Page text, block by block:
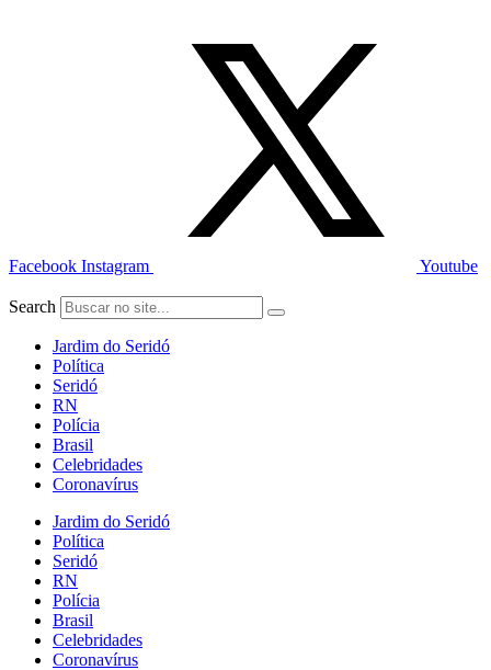
Facebook Instagram Youtube
Search
Jardim do Seridó
Política
Seridó
RN
Polícia
Brasil
Celebridades
Coronavírus
Jardim do Seridó
Política
Seridó
RN
Polícia
Brasil
Celebridades
Coronavírus